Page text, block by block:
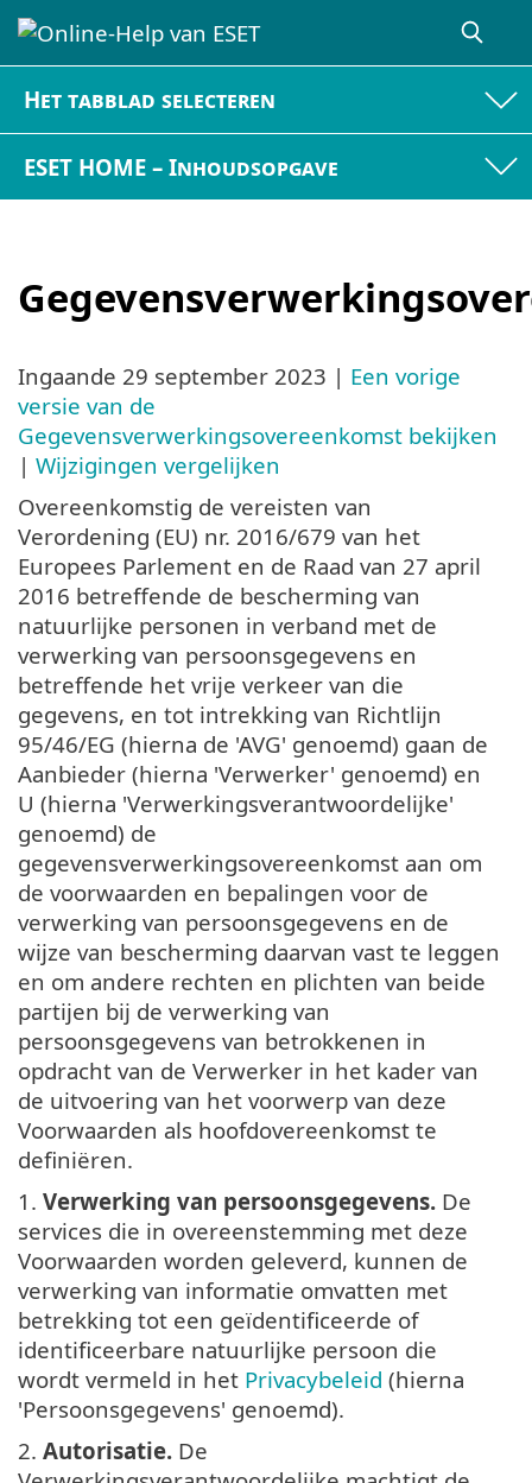
Het tabblad selecteren
ESET HOME – Inhoudsopgave
Ingaande 29 september 2023 | Een vorige
versie van de
Gegevensverwerkingsovereenkomst bekijken
| Wijzigingen vergelijken
Overeenkomstig de vereisten van
Verordening (EU) nr. 2016/679 van het
Europees Parlement en de Raad van 27 april
2016 betreffende de bescherming van
natuurlijke personen in verband met de
verwerking van persoonsgegevens en
betreffende het vrije verkeer van die
gegevens, en tot intrekking van Richtlijn
95/46/EG (hierna de 'AVG' genoemd) gaan de
Aanbieder (hierna 'Verwerker' genoemd) en
U (hierna 'Verwerkingsverantwoordelijke'
genoemd) de
gegevensverwerkingsovereenkomst aan om
de voorwaarden en bepalingen voor de
verwerking van persoonsgegevens en de
wijze van bescherming daarvan vast te leggen
en om andere rechten en plichten van beide
partijen bij de verwerking van
persoonsgegevens van betrokkenen in
opdracht van de Verwerker in het kader van
de uitvoering van het voorwerp van deze
Voorwaarden als hoofdovereenkomst te
definiëren.
1. Verwerking van persoonsgegevens. De
services die in overeenstemming met deze
Voorwaarden worden geleverd, kunnen de
verwerking van informatie omvatten met
betrekking tot een geïdentificeerde of
identificeerbare natuurlijke persoon die
wordt vermeld in het Privacybeleid (hierna
'Persoonsgegevens' genoemd).
2. Autorisatie. De